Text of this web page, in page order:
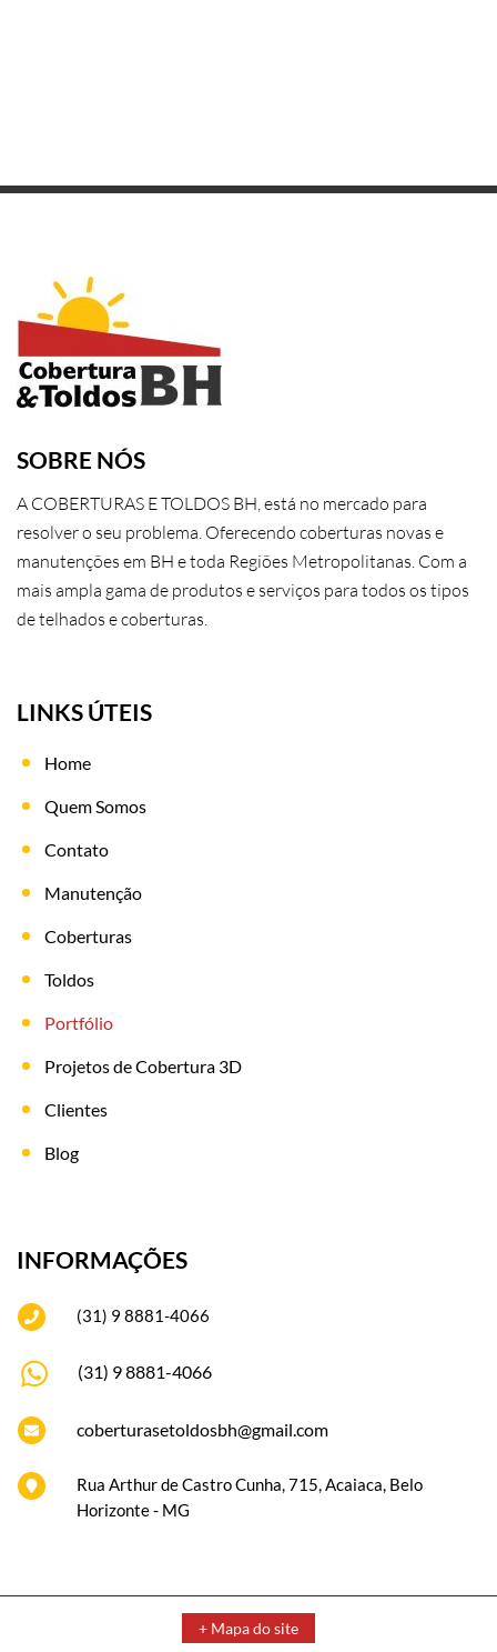
SOBRE NÓS
A COBERTURAS E TOLDOS BH, está no mercado para
resolver o seu problema. Oferecendo coberturas novas e
manutenções em BH e toda Regiões Metropolitanas. Com a
mais ampla gama de produtos e serviços para todos os tipos
de telhados e coberturas.
LINKS ÚTEIS
Home
Quem Somos
Contato
Manutenção
Coberturas
Toldos
Portfólio
Projetos de Cobertura 3D
Clientes
Blog
INFORMAÇÕES
(31) 9 8881-4066
(31) 9 8881-4066
coberturasetoldosbh@gmail.com
Rua Arthur de Castro Cunha, 715, Acaiaca, Belo
Horizonte - MG
+ Mapa do site